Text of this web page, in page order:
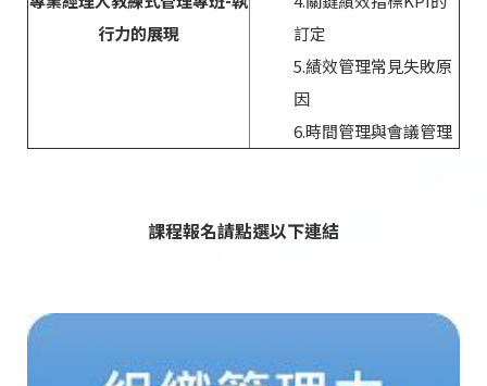
行力的展現
訂定
5.績效管理常見失敗原
因
6.時間管理與會議管理
課程報名請點選以下連結